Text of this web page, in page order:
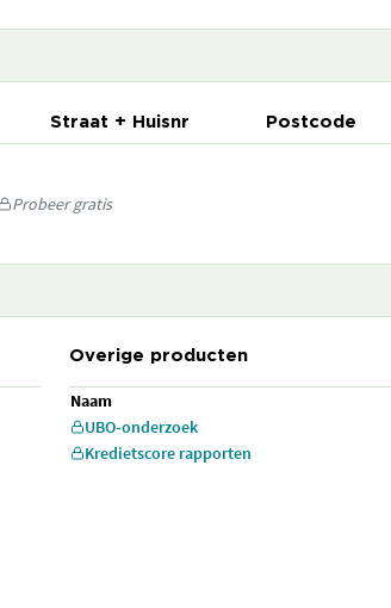
Straat + Huisnr Postcode
Probeer gratis
Overige producten
Naam
UBO-onderzoek
Kredietscore rapporten